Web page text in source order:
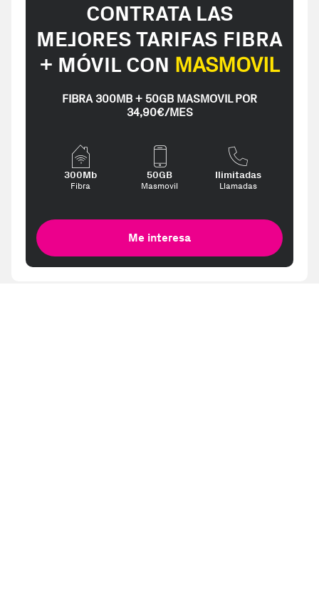
CONTRATA LAS
MEJORES TARIFAS FIBRA
+ MÓVIL CON MASMOVIL
FIBRA 300MB + 50GB MASMOVIL POR
34,90€/MES
300Mb
Fibra
50GB
Masmovil
Ilimitadas
Llamadas
Me interesa